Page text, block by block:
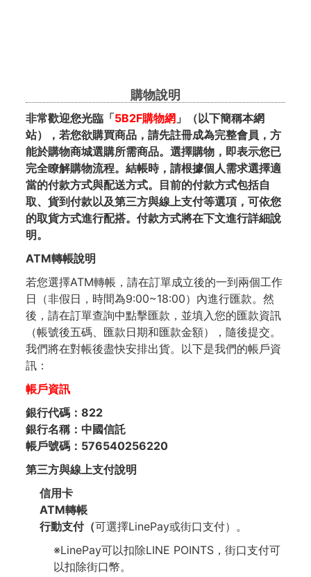
購物說明
非常歡迎您光臨「5B2F購物網」（以下簡稱本網
站），若您欲購買商品，請先註冊成為完整會員，方
能於購物商城選購所需商品。選擇購物，即表示您已
完全瞭解購物流程。結帳時，請根據個人需求選擇適
當的付款方式與配送方式。目前的付款方式包括自
取、貨到付款以及第三方與線上支付等選項，可依您
的取貨方式進行配搭。付款方式將在下文進行詳細說
明。
ATM轉帳說明
若您選擇ATM轉帳，請在訂單成立後的一到兩個工作
日（非假日，時間為9:00~18:00）內進行匯款。然
後，請在訂單查詢中點擊匯款，並填入您的匯款資訊
（帳號後五碼、匯款日期和匯款金額），隨後提交。
我們將在對帳後盡快安排出貨。以下是我們的帳戶資
訊：
帳戶資訊
銀行代碼：822
銀行名稱：中國信託
帳戶號碼：576540256220
第三方與線上支付說明
信用卡
ATM轉帳
行動支付（可選擇LinePay或街口支付）。
※LinePay可以扣除LINE POINTS，街口支付可
以扣除街口幣。